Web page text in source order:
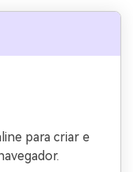
para criar e